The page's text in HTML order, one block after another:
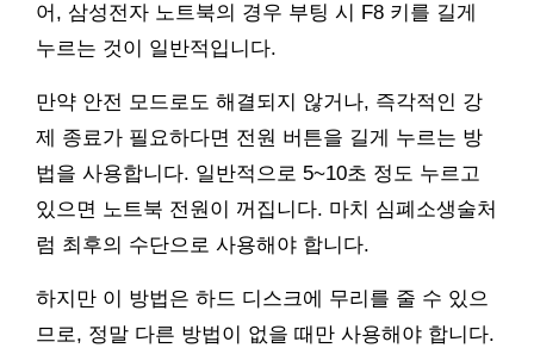
어, 삼성전자 노트북의 경우 부팅 시 F8 키를 길게
누르는 것이 일반적입니다.
만약 안전 모드로도 해결되지 않거나, 즉각적인 강
제 종료가 필요하다면 전원 버튼을 길게 누르는 방
법을 사용합니다. 일반적으로 5~10초 정도 누르고
있으면 노트북 전원이 꺼집니다. 마치 심폐소생술처
럼 최후의 수단으로 사용해야 합니다.
하지만 이 방법은 하드 디스크에 무리를 줄 수 있으
므로, 정말 다른 방법이 없을 때만 사용해야 합니다.